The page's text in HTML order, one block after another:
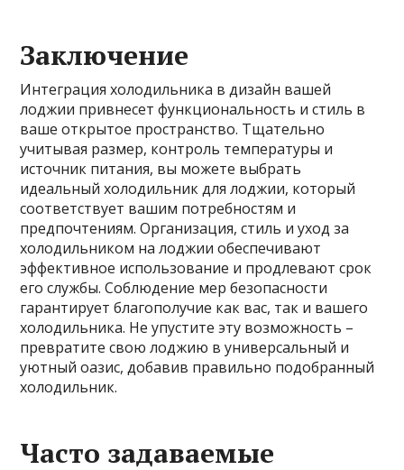
Заключение
Интеграция холодильника в дизайн вашей
лоджии привнесет функциональность и стиль в
ваше открытое пространство. Тщательно
учитывая размер, контроль температуры и
источник питания, вы можете выбрать
идеальный холодильник для лоджии, который
соответствует вашим потребностям и
предпочтениям. Организация, стиль и уход за
холодильником на лоджии обеспечивают
эффективное использование и продлевают срок
его службы. Соблюдение мер безопасности
гарантирует благополучие как вас, так и вашего
холодильника. Не упустите эту возможность –
превратите свою лоджию в универсальный и
уютный оазис, добавив правильно подобранный
холодильник.
Часто задаваемые